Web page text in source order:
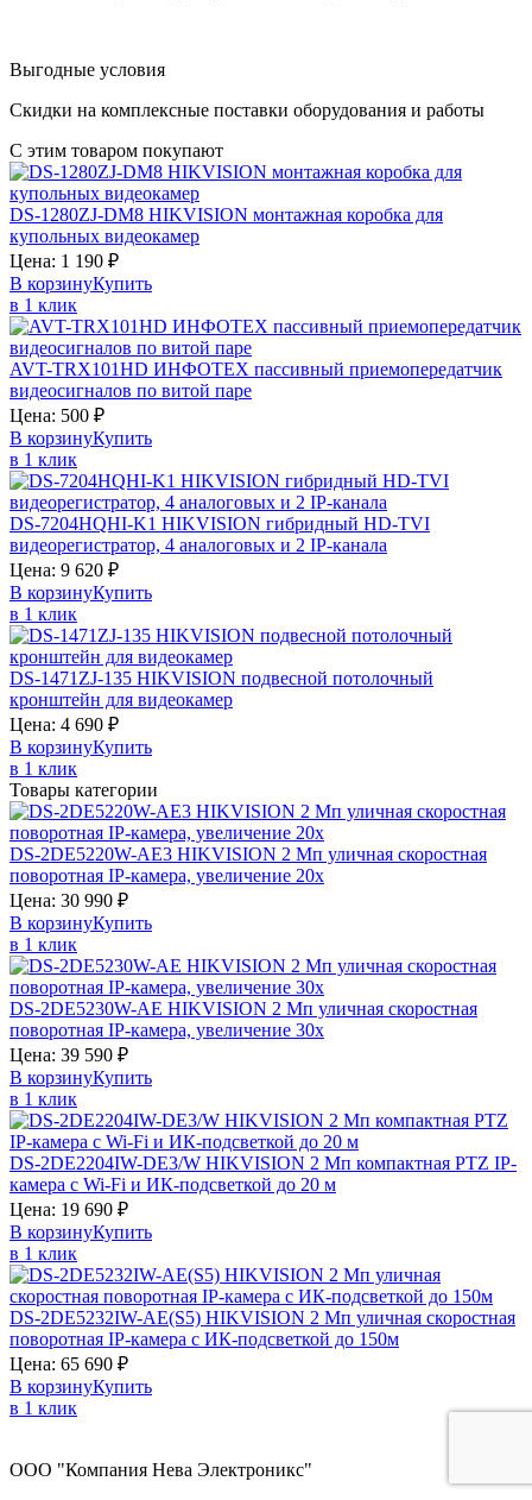
Выгодные условия
Скидки на комплексные поставки оборудования и работы
С этим товаром покупают
DS-1280ZJ-DM8 HIKVISION монтажная коробка для
купольных видеокамер
Цена: 1 190 ₽
В корзинуКупить
в 1 клик
AVT-TRX101HD ИНФОТЕХ пассивный приемопередатчик
видеосигналов по витой паре
Цена: 500 ₽
В корзинуКупить
в 1 клик
DS-7204HQHI-K1 HIKVISION гибридный HD-TVI
видеорегистратор, 4 аналоговых и 2 IP-канала
Цена: 9 620 ₽
В корзинуКупить
в 1 клик
DS-1471ZJ-135 HIKVISION подвесной потолочный
кронштейн для видеокамер
Цена: 4 690 ₽
В корзинуКупить
в 1 клик
Товары категории
DS-2DE5220W-AE3 HIKVISION 2 Мп уличная скоростная
поворотная IP-камера, увеличение 20х
Цена: 30 990 ₽
В корзинуКупить
в 1 клик
DS-2DE5230W-AE HIKVISION 2 Мп уличная скоростная
поворотная IP-камера, увеличение 30х
Цена: 39 590 ₽
В корзинуКупить
в 1 клик
DS-2DE2204IW-DE3/W HIKVISION 2 Мп компактная PTZ IP-
камера с Wi-Fi и ИК-подсветкой до 20 м
Цена: 19 690 ₽
В корзинуКупить
в 1 клик
DS-2DE5232IW-AE(S5) HIKVISION 2 Мп уличная скоростная
поворотная IP-камера c ИК-подсветкой до 150м
Цена: 65 690 ₽
В корзинуКупить
в 1 клик
ООО "Компания Нева Электроникс"